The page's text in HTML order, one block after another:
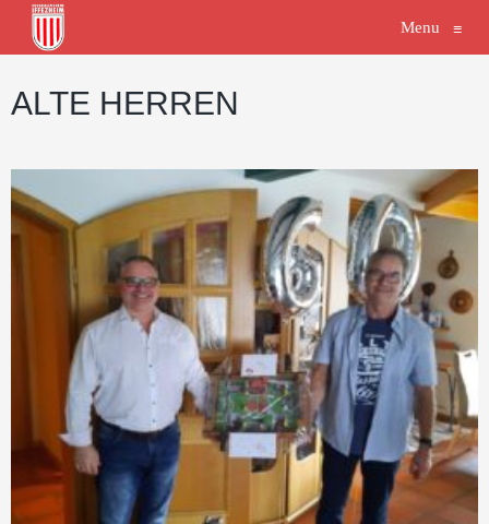
Menu ≡
ALTE HERREN